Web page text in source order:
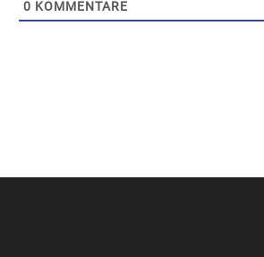
0 KOMMENTARE